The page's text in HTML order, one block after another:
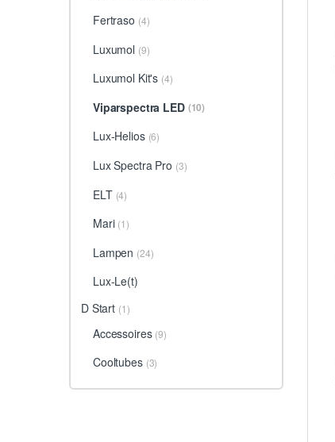
Fertraso (4)
Luxumol (9)
Luxumol Kit's (4)
Viparspectra LED (10)
Lux-Helios (6)
Lux Spectra Pro (3)
ELT (4)
Mari (1)
Lampen (24)
Lux-Le(t)
D Start (1)
Accessoires (9)
Cooltubes (3)